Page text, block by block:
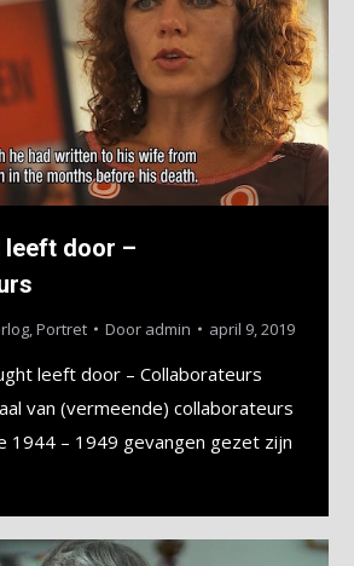
leeft door –
Portret Door admin april 9, 2019
leeft door – Collaborateurs
van (vermeende) collaborateurs
1944 – 1949 gevangen gezet zijn